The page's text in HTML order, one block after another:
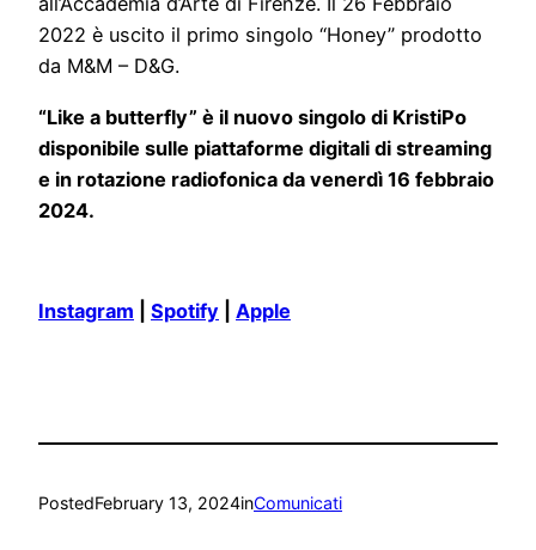
2022 è uscito il primo singolo “Honey” prodotto
da M&M – D&G.
“Like a butterfly” è il nuovo singolo di KristiPo
disponibile sulle piattaforme digitali di streaming
e in rotazione radiofonica da venerdì 16 febbraio
2024.
Instagram Spotify Apple
PostedFebruary 13, 2024inComunicati